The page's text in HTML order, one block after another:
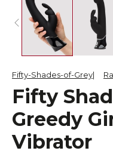
Fifty-Shades-of-Grey
Fifty
Greedy
Vibrator